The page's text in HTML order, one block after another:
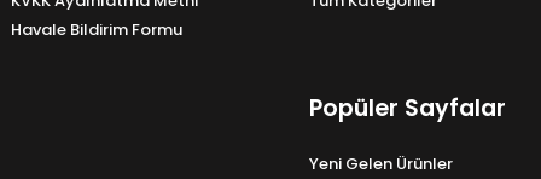
Havale Bildirim Formu
Popüler Sayfalar
Yeni Gelen Ürünler